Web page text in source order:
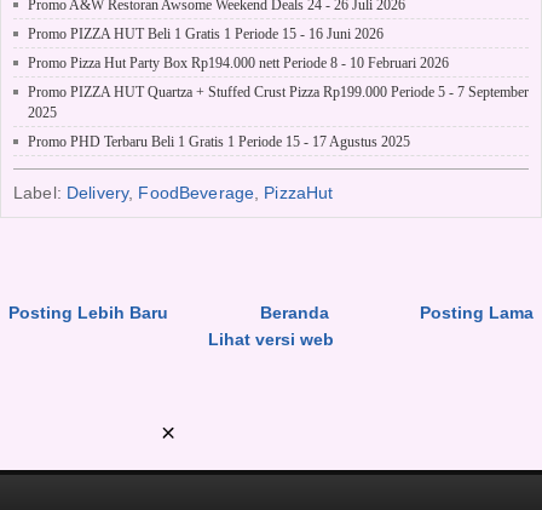
Promo A&W Restoran Awsome Weekend Deals 24 - 26 Juli 2026
Promo PIZZA HUT Beli 1 Gratis 1 Periode 15 - 16 Juni 2026
Promo Pizza Hut Party Box Rp194.000 nett Periode 8 - 10 Februari 2026
Promo PIZZA HUT Quartza + Stuffed Crust Pizza Rp199.000 Periode 5 - 7 September
2025
Promo PHD Terbaru Beli 1 Gratis 1 Periode 15 - 17 Agustus 2025
Label: Delivery, FoodBeverage PizzaHut
Posting Lebih Baru Posting Lama
Beranda
Lihat versi web